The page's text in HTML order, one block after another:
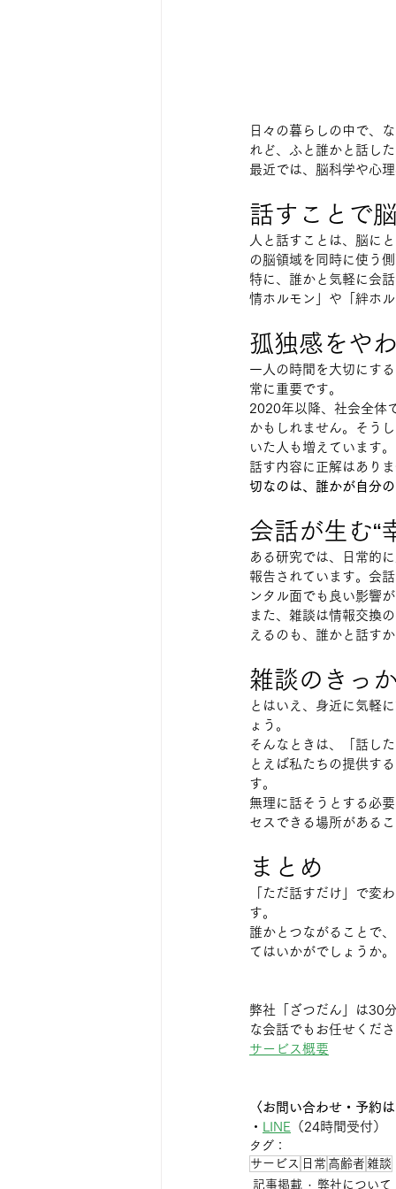
日々の暮らしの中で、
れど、ふと誰かと話し
最近では、脳科学や心
話すことで
人と話すことは、脳に
の脳領域を同時に使う
特に、誰かと気軽に会
情ホルモン」や「絆ホ
孤独感をや
一人の時間を大切にす
常に重要です。
2020年以降、社会全体
かもしれません。そう
いた人も増えています。
話す内容に正解はあり
切なのは、誰かが自分
会話が生む“
ある研究では、日常的
報告されています。会
ンタル面でも良い影響
また、雑談は情報交換
えるのも、誰かと話す
雑談のきっ
とはいえ、身近に気軽
ょう。
そんなときは、「話し
とえば私たちの提供す
す。
無理に話そうとする必
セスできる場所がある
まとめ
「ただ話すだけ」で変
す。
誰かとつながることで
てはいかがでしょうか。
弊社「ざつだん」は30
な会話でもお任せくだ
サービス概要
〈お問い合わせ・予約は
・ LINE （24時間受付）
タグ：
サービス 日常 高齢者 雑談
記事掲載
弊社について